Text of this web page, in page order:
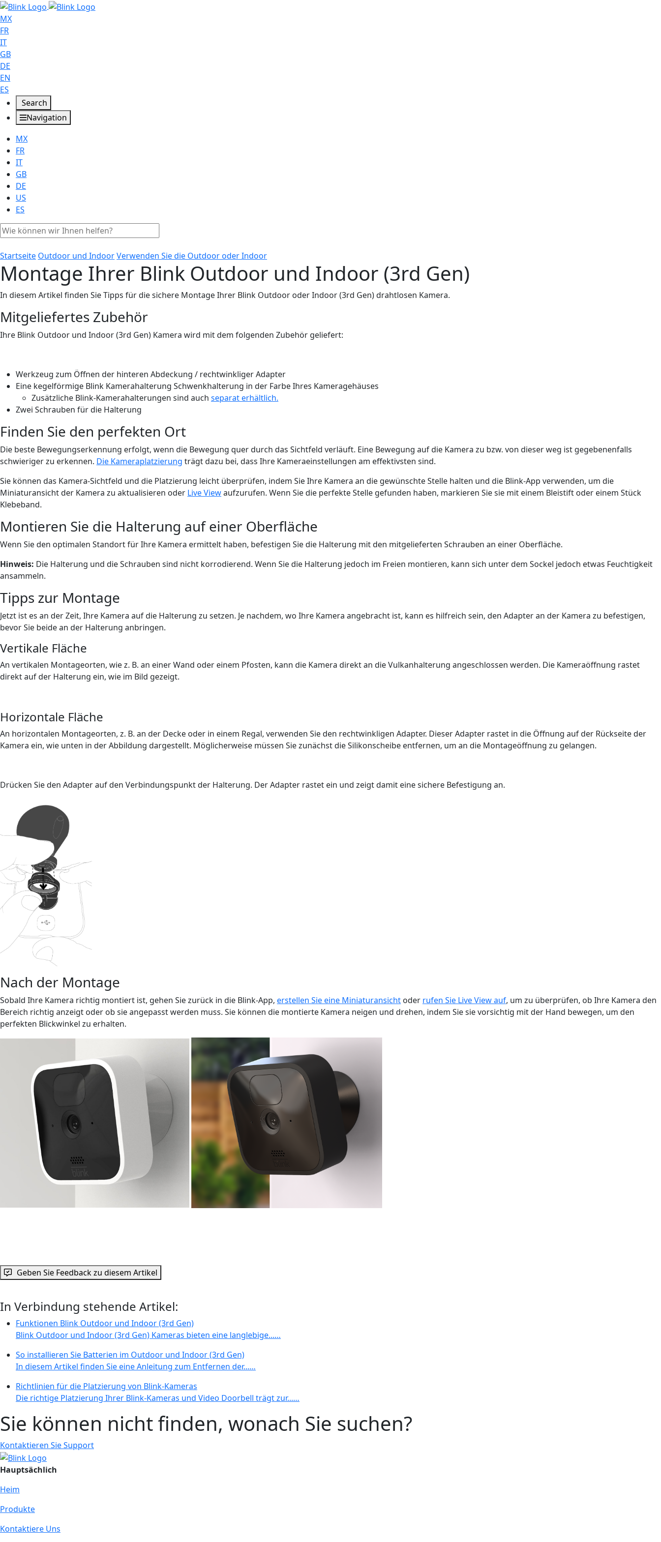
MX
FR
IT
GB
DE
EN
ES
Search
Navigation
MX
FR
IT
GB
DE
US
ES
Startseite Outdoor und IndoorVerwenden Sie die Outdoor oder Indoor
Montage Ihrer Blink Outdoor und Indoor (3rd Gen)
In diesem Artikel finden Sie Tipps für die sichere Montage Ihrer Blink Outdoor oder Indoor (3rd Gen) drahtlosen Kamera.
Mitgeliefertes Zubehör
Ihre Blink Outdoor und Indoor (3rd Gen) Kamera wird mit dem folgenden Zubehör geliefert:
Werkzeug zum Öffnen der hinteren Abdeckung / rechtwinkliger Adapter
Eine kegelförmige Blink Kamerahalterung Schwenkhalterung in der Farbe Ihres Kameragehäuses
Zusätzliche Blink-Kamerahalterungen sind auch separat erhältlich.
Zwei Schrauben für die Halterung
Finden Sie den perfekten Ort
Die beste Bewegungserkennung erfolgt, wenn die Bewegung quer durch das Sichtfeld verläuft. Eine Bewegung auf die Kamera zu bzw. von dieser weg ist gegebenenfalls
schwieriger zu erkennen. Die Kameraplatzierung trägt dazu bei, dass Ihre Kameraeinstellungen am effektivsten sind.
Sie können das Kamera-Sichtfeld und die Platzierung leicht überprüfen, indem Sie Ihre Kamera an die gewünschte Stelle halten und die Blink-App verwenden, um die
Miniaturansicht der Kamera zu aktualisieren oder Live Viewaufzurufen. Wenn Sie die perfekte Stelle gefunden haben, markieren Sie sie mit einem Bleistift oder einem Stück
Klebeband.
Montieren Sie die Halterung auf einer Oberfläche
Wenn Sie den optimalen Standort für Ihre Kamera ermittelt haben, befestigen Sie die Halterung mit den mitgelieferten Schrauben an einer Oberfläche.
Hinweis: Die Halterung und die Schrauben sind nicht korrodierend. Wenn Sie die Halterung jedoch im Freien montieren, kann sich unter dem Sockel jedoch etwas Feuchtigkeit
ansammeln.
Tipps zur Montage
Jetzt ist es an der Zeit, Ihre Kamera auf die Halterung zu setzen. Je nachdem, wo Ihre Kamera angebracht ist, kann es hilfreich sein, den Adapter an der Kamera zu befestigen,
bevor Sie beide an der Halterung anbringen.
Vertikale Fläche
An vertikalen Montageorten, wie z. B. an einer Wand oder einem Pfosten, kann die Kamera direkt an die Vulkanhalterung angeschlossen werden. Die Kameraöffnung rastet
direkt auf der Halterung ein, wie im Bild gezeigt.
Horizontale Fläche
An horizontalen Montageorten, z. B. an der Decke oder in einem Regal, verwenden Sie den rechtwinkligen Adapter. Dieser Adapter rastet in die Öffnung auf der Rückseite der
Kamera ein, wie unten in der Abbildung dargestellt. Möglicherweise müssen Sie zunächst die Silikonscheibe entfernen, um an die Montageöffnung zu gelangen.
Drücken Sie den Adapter auf den Verbindungspunkt der Halterung. Der Adapter rastet ein und zeigt damit eine sichere Befestigung an.
Nach der Montage
Sobald Ihre Kamera richtig montiert ist, gehen Sie zurück in die Blink-App, erstellen Sie eine Miniaturansicht oder rufen Sie Live View auf, um zu überprüfen, ob Ihre Kamera den
Bereich richtig anzeigt oder ob sie angepasst werden muss. Sie können die montierte Kamera neigen und drehen, indem Sie sie vorsichtig mit der Hand bewegen, um den
perfekten Blickwinkel zu erhalten.
Geben Sie Feedback zu diesem Artikel
In Verbindung stehende Artikel:
Funktionen Blink Outdoor und Indoor (3rd Gen)
Blink Outdoor und Indoor (3rd Gen) Kameras bieten eine langlebige...…
So installieren Sie Batterien im Outdoor und Indoor (3rd Gen)
In diesem Artikel finden Sie eine Anleitung zum Entfernen der...…
Richtlinien für die Platzierung von Blink-Kameras
Die richtige Platzierung Ihrer Blink-Kameras und Video Doorbell trägt zur...…
Sie können nicht finden, wonach Sie suchen?
Kontaktieren Sie Support
Hauptsächlich
Heim
Produkte
Kontaktiere Uns